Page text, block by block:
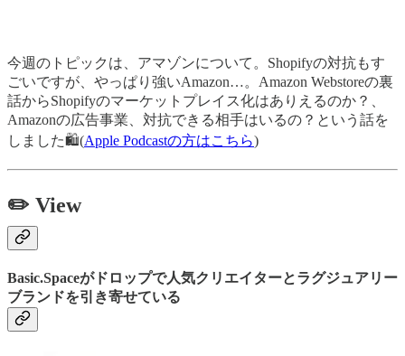
今週のトピックは、アマゾンについて。Shopifyの対抗もす
ごいですが、やっぱり強いAmazon…。Amazon Webstoreの裏
話からShopifyのマーケットプレイス化はありえるのか？、
Amazonの広告事業、対抗できる相手はいるの？という話を
しました🛍(Apple Podcastの方はこちら)
✏️ View
Basic.Spaceがドロップで人気クリエイターとラグジュアリー
ブランドを引き寄せている